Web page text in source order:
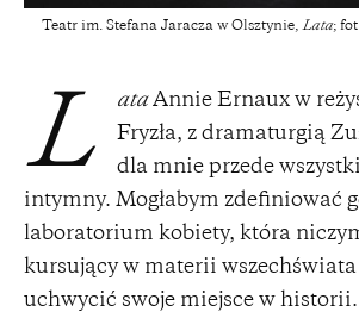
Teatr im. Stefana Jaracza w Olsztynie, Lata;
L ataAnnie Ernaux w
Fryzła, z dramaturgią
dla mnie przede
intymny. Mogłabym zdefiniować
laboratorium kobiety, która
kursujący w materii wszechświata
uchwycić swoje miejsce w